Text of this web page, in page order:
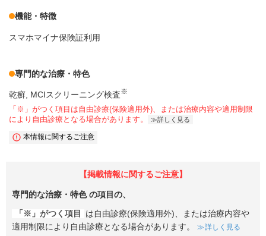
機能・特徴
スマホマイナ保険証利用
専門的な治療・特色
乾癬 MCIスクリーニング検査※
「※」がつく項目は自由診療(保険適用外)、または治療内容や適用制限
により自由診療となる場合があります。
詳しく見る
本情報に関するご注意
【掲載情報に関するご注意】
専門的な治療・特色の項目の、
「※」がつく項目
は自由診療(保険適用外)、または治療内容や
適用制限により自由診療となる場合があります。
詳しく見る